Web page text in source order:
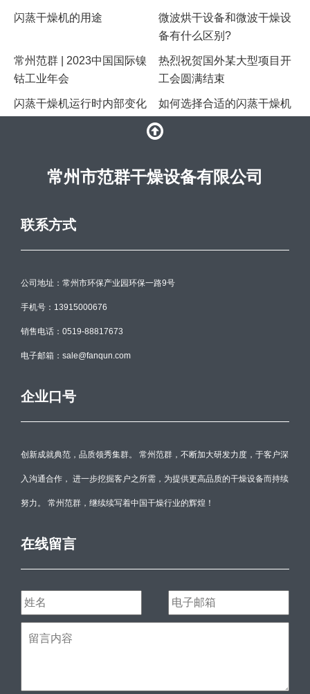
闪蒸干燥机的用途
微波烘干设备和微波干燥设
备有什么区别?
常州范群 | 2023中国国际镍
钴工业年会
热烈祝贺国外某大型项目开
工会圆满结束
​闪蒸干燥机运行时内部变化 ​如何选择合适的闪蒸干燥机
常州市范群干燥设备有限公司
联系方式
公司地址：常州市环保产业园环保一路9号
手机号：13915000676
销售电话：0519-88817673
电子邮箱：sale@fanqun.com
企业口号
创新成就典范，品质领秀集群。 常州范群，不断加大研发力度，于客户深
入沟通合作， 进一步挖掘客户之所需，为提供更高品质的干燥设备而持续
努力。 常州范群，继续续写着中国干燥行业的辉煌！
在线留言